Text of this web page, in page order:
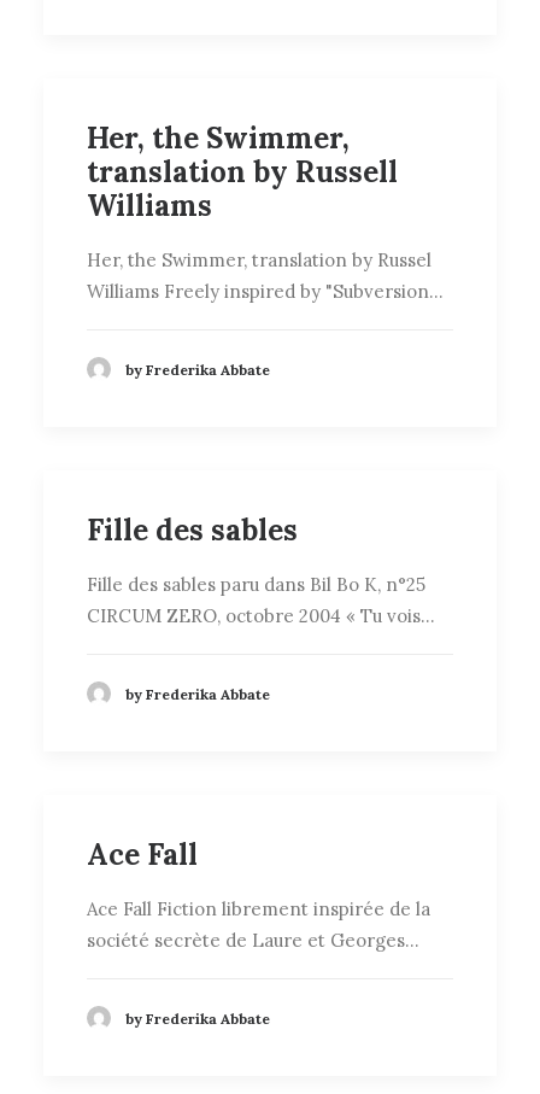
Her, the Swimmer,
translation by Russell
Williams
Her, the Swimmer, translation by Russel
Williams Freely inspired by "Subversion…
by Frederika Abbate
Fille des sables
Fille des sables paru dans Bil Bo K, n°25
CIRCUM ZERO, octobre 2004 « Tu vois…
by Frederika Abbate
Ace Fall
Ace Fall Fiction librement inspirée de la
société secrète de Laure et Georges…
by Frederika Abbate